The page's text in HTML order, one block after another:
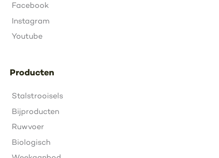
Facebook
Instagram
Youtube
Producten
Stalstrooisels
Bijproducten
Ruwvoer
Biologisch